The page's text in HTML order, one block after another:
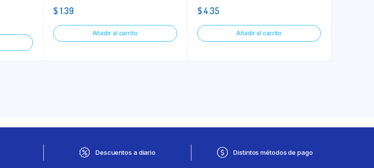
$ 1.39
Añadir al carrito
$4.35
Añadir al carrito
Descuentos a diario Distintos métodos de pago